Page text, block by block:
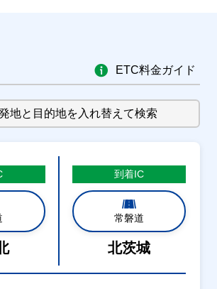
地と目的地を入れ替えて検索
ETC料金ガイド
到着IC
常磐道
北茨城